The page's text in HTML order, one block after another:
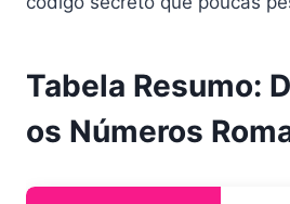
Tabela Resumo:
os Números